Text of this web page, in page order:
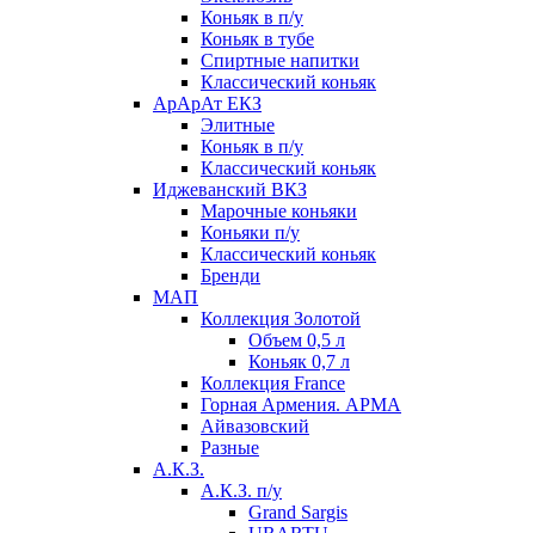
Коньяк в п/у
Коньяк в тубе
Спиртные напитки
Классический коньяк
АрАрАт ЕКЗ
Элитные
Коньяк в п/у
Классический коньяк
Иджеванский ВКЗ
Марочные коньяки
Коньяки п/у
Классический коньяк
Бренди
МАП
Коллекция Золотой
Объем 0,5 л
Коньяк 0,7 л
Коллекция France
Горная Армения. АРМА
Айвазовский
Разные
А.К.З.
А.К.З. п/у
Grand Sargis